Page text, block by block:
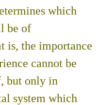
which
be of
is, the importance
cannot be
but only in
system which